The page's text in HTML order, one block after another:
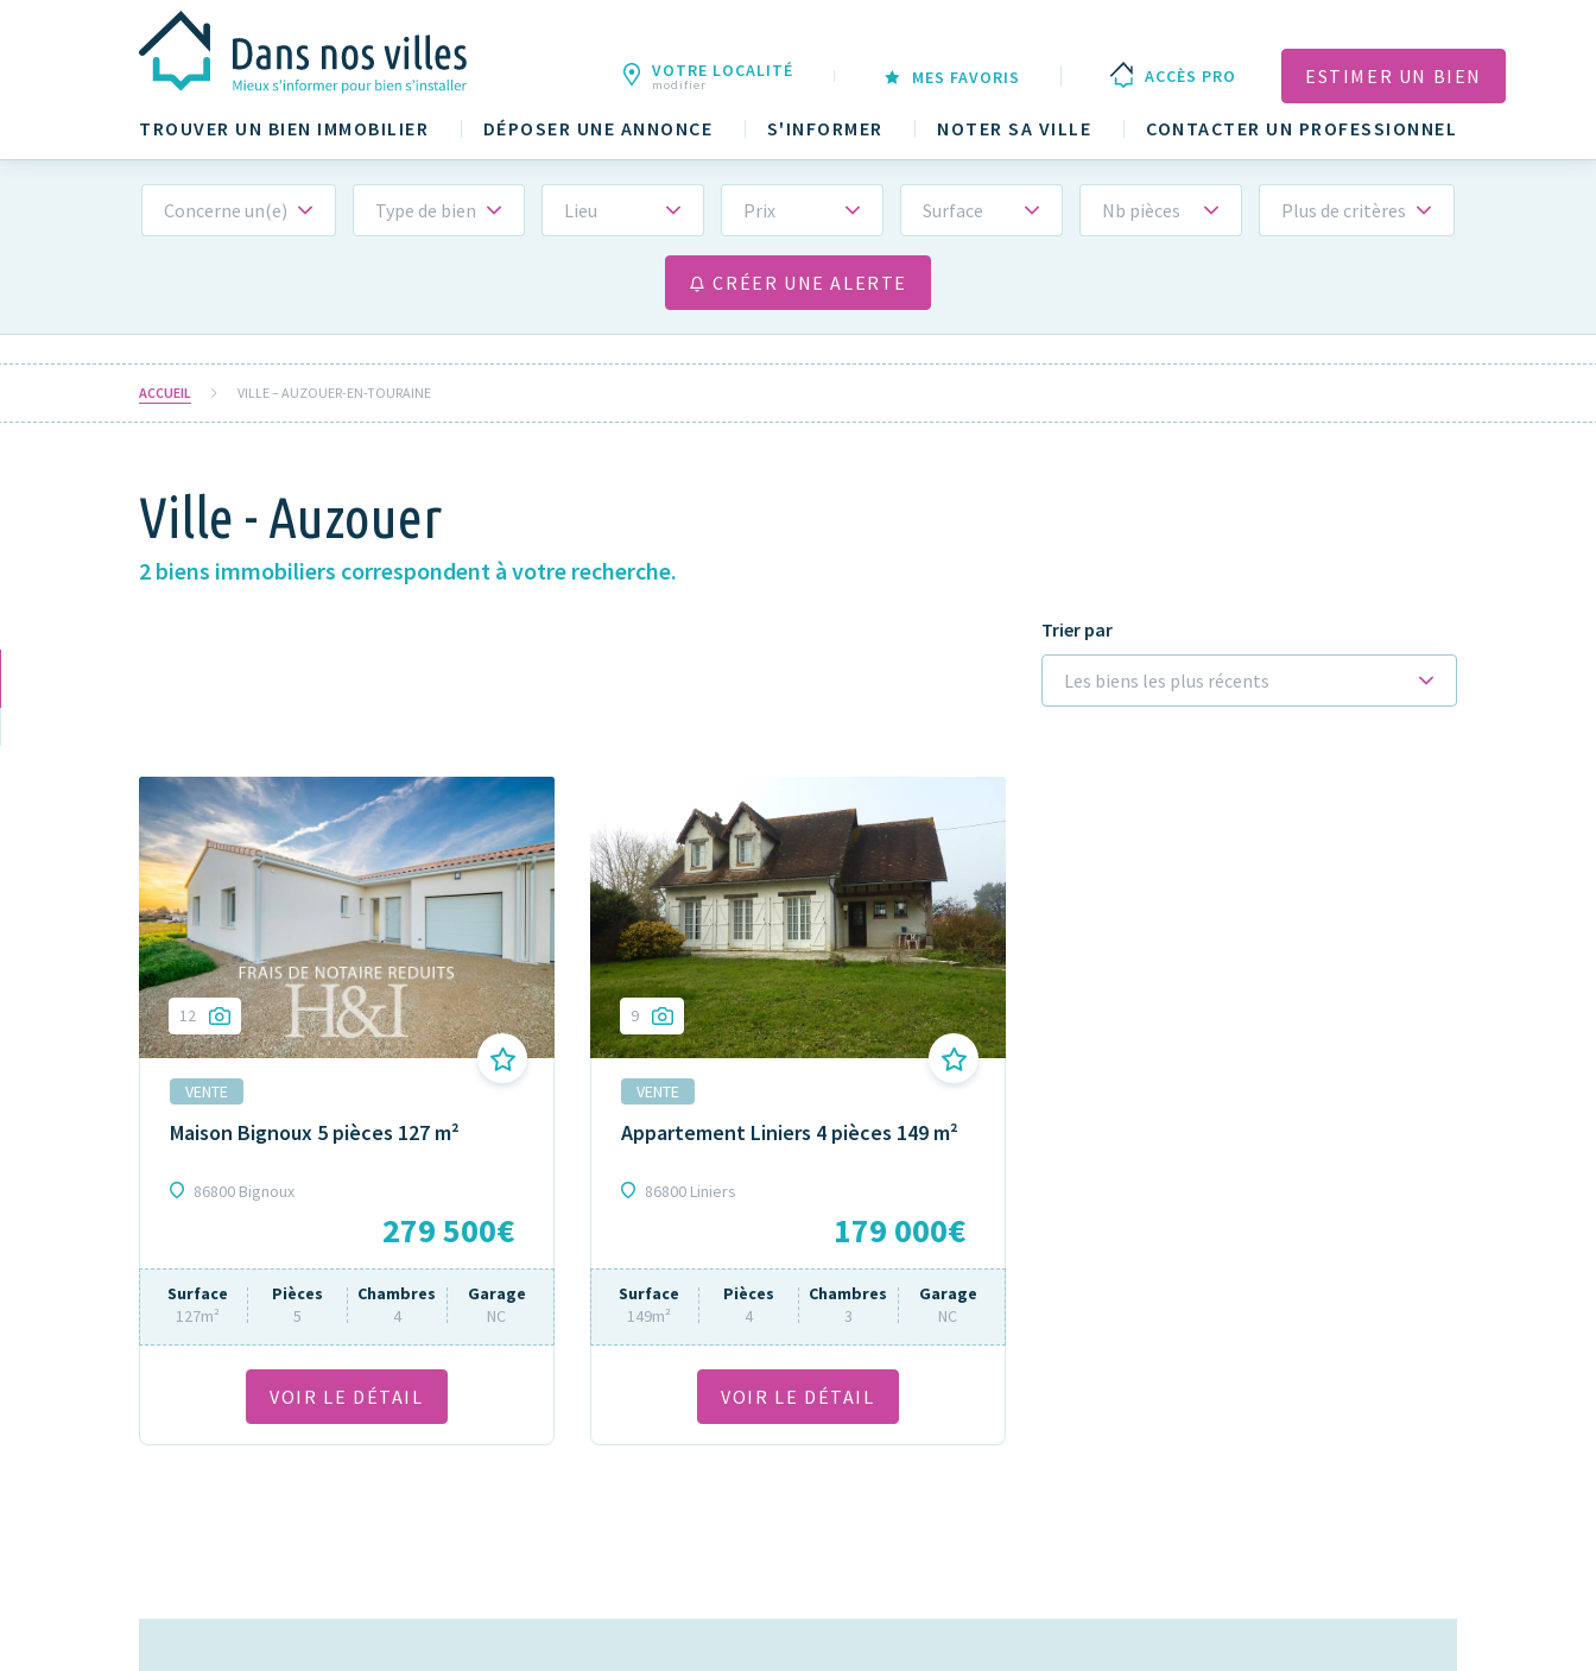
TROUVER UN BIEN IMMOBILIER DÉPOSER UNE ANNONCE S'INFORMER NOTER SA VILLE CONTACTER UN PROFESSIONNEL
VOTRE LOCALITÉ
modifier MES FAVORIS ACCÈS PRO ESTIMER UN BIEN
Concerne un(e) Type de bien Lieu Prix Surface Nb pièces Plus de critères
CRÉER UNE ALERTE
ACCUEIL VILLE – AUZOUER-EN-TOURAINE
Ville - Auzouer
2 biens immobiliers correspondent à votre recherche.
Trier par
Les biens les plus récents
12
VENTE
Maison Bignoux 5 pièces 127 m²
86800 Bignoux
279 500€
Surface
127m²
Pièces
5
Chambres
4
Garage
NC
VOIR LE DÉTAIL
9
VENTE
Appartement Liniers 4 pièces 149 m²
86800 Liniers
179 000€
Surface
149m²
Pièces
4
Chambres
3
Garage
NC
VOIR LE DÉTAIL